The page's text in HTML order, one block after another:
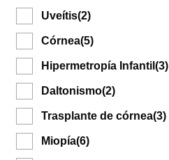
Uveítis(2)
Córnea(5)
Hipermetropía Infantil (3)
Daltonismo(2)
Trasplante de córnea(3)
Miopía(6)